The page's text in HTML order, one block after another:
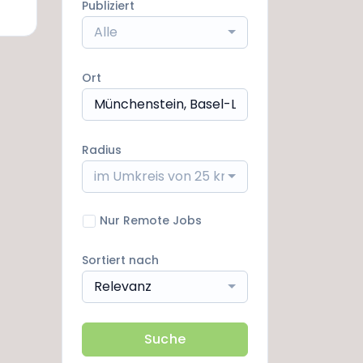
Publiziert
Alle
Ort
Radius
im Umkreis von 25 km
Nur Remote Jobs
Sortiert nach
Relevanz
Suche